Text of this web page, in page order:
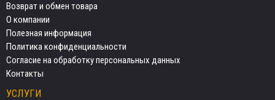
Возврат и обмен товара
О компании
Полезная информация
Политика конфиденциальности
Согласие на обработку персональных данных
Контакты
УСЛУГИ